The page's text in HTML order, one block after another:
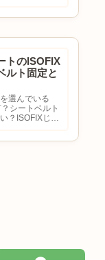
避けたいで
トのISOFIX
ルト固定と
選んでいる
シートベルト
？ISOFIXじゃ